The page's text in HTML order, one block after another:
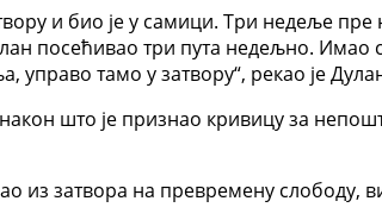
и био је у самици. Три недеље
посећивао три пута недељно.
управо тамо у затвору“, рекао је
што је признао кривицу за
из затвора на превремену слободу,